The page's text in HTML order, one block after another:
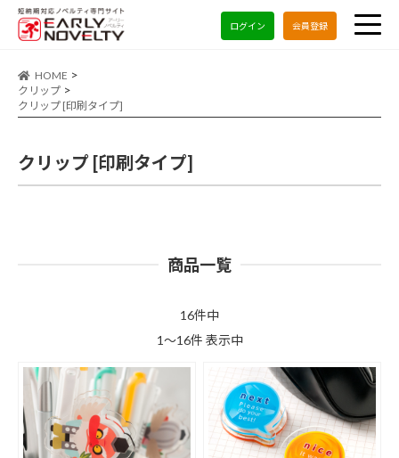
ログイン 会員登録
HOME
クリップ
クリップ [印刷タイプ]
クリップ [印刷タイプ]
商品一覧
16件中
1～16件 表示中